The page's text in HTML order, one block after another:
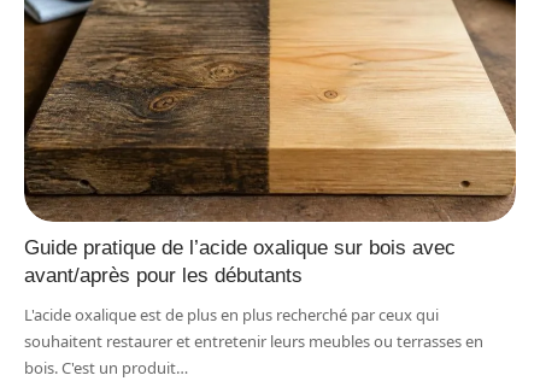
Guide pratique de l’acide oxalique sur bois avec
avant/après pour les débutants
L'acide oxalique est de plus en plus recherché par ceux qui
souhaitent restaurer et entretenir leurs meubles ou terrasses en
bois. C'est un produit…